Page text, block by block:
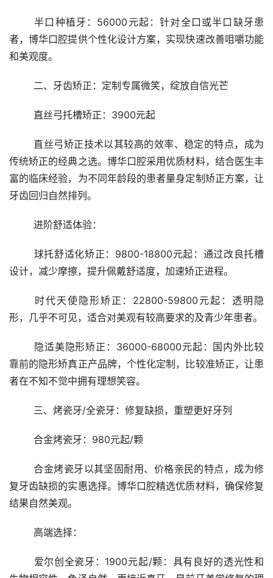
	半口种植牙：56000元起：针对全口或半口缺牙患
者，博华口腔提供个性化设计方案，实现快速改善咀嚼功能
和美观度。
	二、牙齿矫正：定制专属微笑，绽放自信光芒
	直丝弓托槽矫正：3900元起
传统矫正的经典之选。博华口腔采用优质材料，结合医生丰
富的临床经验，为不同年龄段的患者量身定制矫正方案，让
牙齿回归自然排列。
	进阶舒适体验：
设计，减少摩擦，提升佩戴舒适度，加速矫正进程。
形，几乎不可见，适合对美观有较高要求的及青少年患者。
靠前的隐形矫真正产品牌，个性化定制，比较准矫正，让患
者在不知不觉中拥有理想笑容。
	三、烤瓷牙/全瓷牙：修复缺损，重塑更好牙列
	合金烤瓷牙：980元起/颗
	合金烤瓷牙以其坚固耐用、价格亲民的特点，成为修
复牙齿缺损的实惠选择。博华口腔精选优质材料，确保修复
结果自然美观。
	高端选择：